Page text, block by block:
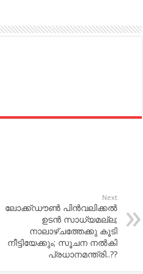
Next
ലോക്ക്ഡൗണ്‍ പിന്‍വലിക്കല്‍
ഉടന്‍ സാധ്യമല്ല;
നാലാഴ്ചത്തേക്കു കൂടി
നീട്ടിയേക്കും; സൂചന നല്‍കി
പ്രധാനമന്ത്രി..??